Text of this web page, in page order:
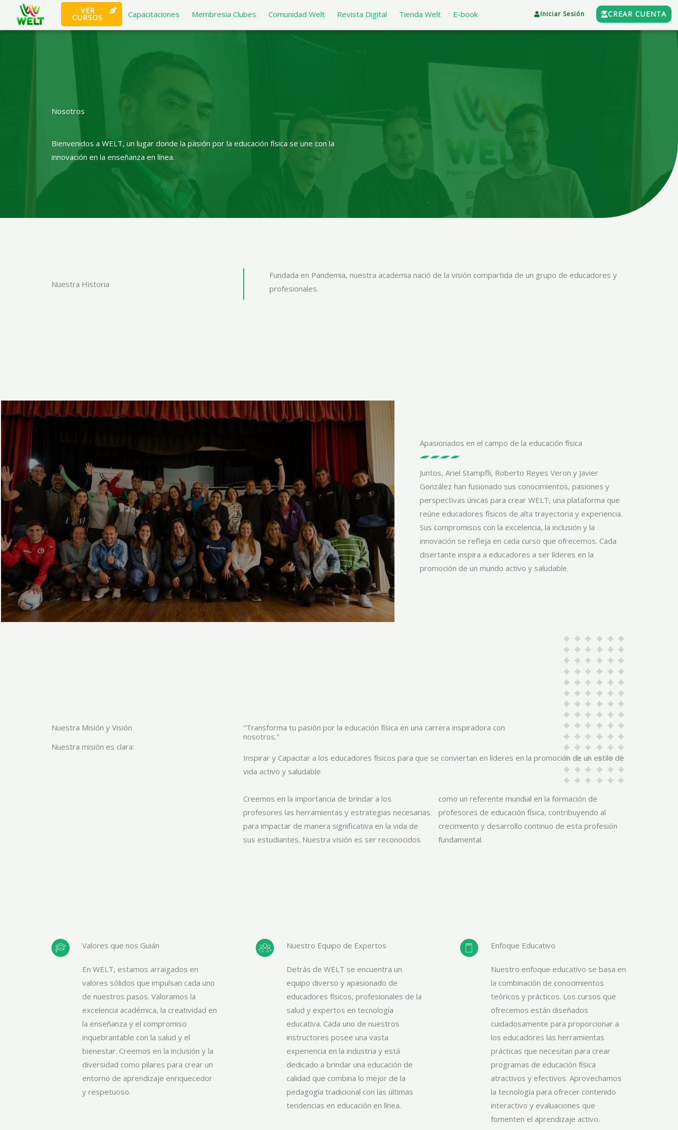
contenido
VER
CURSOS Capacitaciones Membresia Clubes Comunidad Welt Revista Digital Tienda Welt E-book Iniciar Sesión CREAR CUENTA
Nosotros
Bienvenidos a WELT, un lugar donde la pasión por la educación física se une con la
innovación en la enseñanza en línea.
Nuestra Historia
Fundada en Pandemia, nuestra academia nació de la visión compartida de un grupo de educadores y
profesionales.
Apasionados en el campo de la educación física
Juntos, Ariel Stampfli, Roberto Reyes Veron y Javier
González han fusionado sus conocimientos, pasiones y
perspectivas únicas para crear WELT, una plataforma que
reúne educadores físicos de alta trayectoria y experiencia.
Sus compromisos con la excelencia, la inclusión y la
innovación se refleja en cada curso que ofrecemos. Cada
disertante inspira a educadores a ser líderes en la
promoción de un mundo activo y saludable.
Nuestra Misión y Visión
Nuestra misión es clara:
"Transforma tu pasión por la educación física en una carrera inspiradora con
nosotros."
Inspirar y Capacitar a los educadores físicos para que se conviertan en líderes en la promoción de un estilo de
vida activo y saludable
Creemos en la importancia de brindar a los
profesores las herramientas y estrategias necesarias
para impactar de manera significativa en la vida de
sus estudiantes. Nuestra visión es ser reconocidos
como un referente mundial en la formación de
profesores de educación física, contribuyendo al
crecimiento y desarrollo continuo de esta profesión
fundamental.
Valores que nos Guián
En WELT, estamos arraigados en
valores sólidos que impulsan cada uno
de nuestros pasos. Valoramos la
excelencia académica, la creatividad en
la enseñanza y el compromiso
inquebrantable con la salud y el
bienestar. Creemos en la inclusión y la
diversidad como pilares para crear un
entorno de aprendizaje enriquecedor
y respetuoso.
Nuestro Equipo de Expertos
Detrás de WELT se encuentra un
equipo diverso y apasionado de
educadores físicos, profesionales de la
salud y expertos en tecnología
educativa. Cada uno de nuestros
instructores posee una vasta
experiencia en la industria y está
dedicado a brindar una educación de
calidad que combina lo mejor de la
pedagogía tradicional con las últimas
tendencias en educación en línea.
Enfoque Educativo
Nuestro enfoque educativo se basa en
la combinación de conocimientos
teóricos y prácticos. Los cursos que
ofrecemos están diseñados
cuidadosamente para proporcionar a
los educadores las herramientas
prácticas que necesitan para crear
programas de educación física
atractivos y efectivos. Aprovechamos
la tecnología para ofrecer contenido
interactivo y evaluaciones que
fomenten el aprendizaje activo.